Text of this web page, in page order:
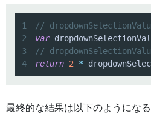
1
//
2
var
3
// dropdownSelectionValue
4
return 2 *
最終的な結果は以下のようになる